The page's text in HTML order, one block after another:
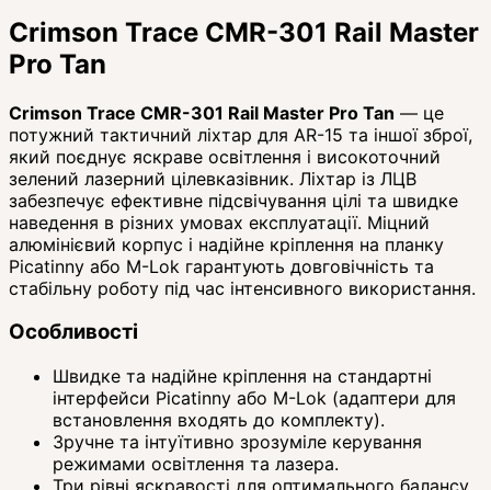
Crimson Trace CMR-301 Rail Master
Pro Tan
Crimson Trace CMR-301 Rail Master Pro Tan — це
потужний тактичний ліхтар для AR-15 та іншої зброї,
який поєднує яскраве освітлення і високоточний
зелений лазерний цілевказівник. Ліхтар із ЛЦВ
забезпечує ефективне підсвічування цілі та швидке
наведення в різних умовах експлуатації. Міцний
алюмінієвий корпус і надійне кріплення на планку
Picatinny або M-Lok гарантують довговічність та
стабільну роботу під час інтенсивного використання.
Особливості
Швидке та надійне кріплення на стандартні
інтерфейси Picatinny або M-Lok (адаптери для
встановлення входять до комплекту).
Зручне та інтуїтивно зрозуміле керування
режимами освітлення та лазера.